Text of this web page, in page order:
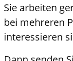
Sie arbeiten
bei mehreren
interessieren